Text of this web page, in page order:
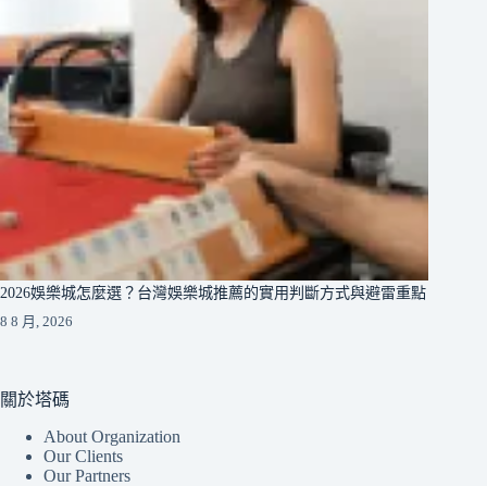
2026娛樂城怎麼選？台灣娛樂城推薦的實用判斷方式與避雷重點
8 8 月, 2026
關於塔碼
About Organization
Our Clients
Our Partners